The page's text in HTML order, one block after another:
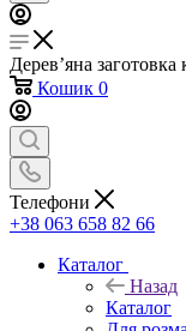
Дерев’яна
Кошик 0
Телефони
+38 063 658 82 66
Каталог
Назад
Каталог